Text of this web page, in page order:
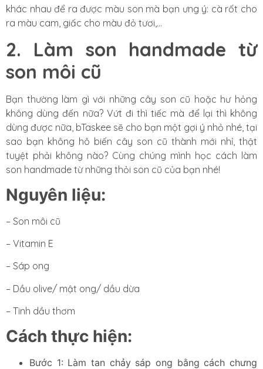
khác nhau để ra được màu son mà bạn ưng ý: cà rốt cho
ra màu cam, giấc cho màu đỏ tươi,…
2. Làm son handmade từ
son môi cũ
Bạn thường làm gì với những cây son cũ hoặc hư hỏng
không dùng đến nữa? Vứt đi thì tiếc mà để lại thì không
dùng được nữa, bTaskee sẽ cho bạn một gợi ý nhỏ nhé, tại
sao bạn không hô biến cây son cũ thành mới nhỉ, thật
tuyệt phải không nào? Cùng chúng mình học cách làm
son handmade từ những thỏi son cũ của bạn nhé!
Nguyên liệu:
– Son môi cũ
– Vitamin E
– Sáp ong
– Dầu olive/ mật ong/ dầu dừa
– Tinh dầu thơm
Cách thực hiện:
Bước 1: Làm tan chảy sáp ong bằng cách chưng